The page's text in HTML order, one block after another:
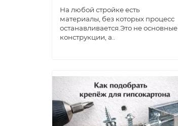
На любой стройке есть
материалы, без которых процесс
останавливается.Это не основные
конструкции, а..